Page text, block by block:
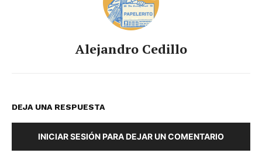
Alejandro Cedillo
DEJA UNA RESPUESTA
INICIAR SESIÓN PARA DEJAR UN COMENTARIO